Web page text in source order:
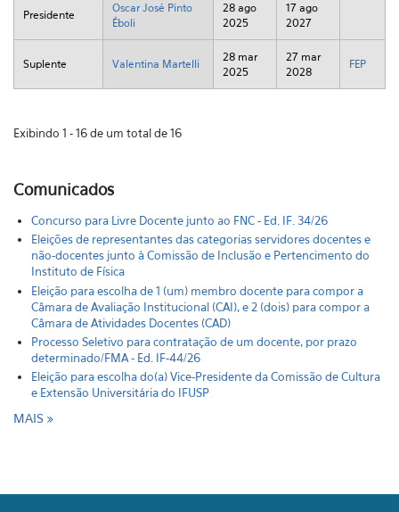
Presidente
Oscar José Pinto
Éboli
28 ago
2025
17 ago
2027
Suplente Valentina Martelli
28 mar
2025
27 mar
2028
FEP
Exibindo 1 - 16 de um total de 16
Comunicados
Concurso para Livre Docente junto ao FNC - Ed. IF. 34/26
Eleições de representantes das categorias servidores docentes e
não-docentes junto à Comissão de Inclusão e Pertencimento do
Instituto de Física
Eleição para escolha de 1 (um) membro docente para compor a
Câmara de Avaliação Institucional (CAI), e 2 (dois) para compor a
Câmara de Atividades Docentes (CAD)
Processo Seletivo para contratação de um docente, por prazo
determinado/FMA - Ed. IF-44/26
Eleição para escolha do(a) Vice-Presidente da Comissão de Cultura
e Extensão Universitária do IFUSP
MAIS